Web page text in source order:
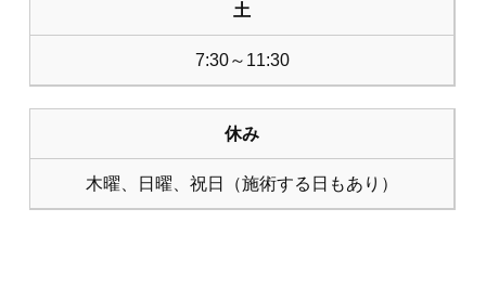
土
7:30～11:30
休み
木曜、日曜、祝日（施術する日もあり）